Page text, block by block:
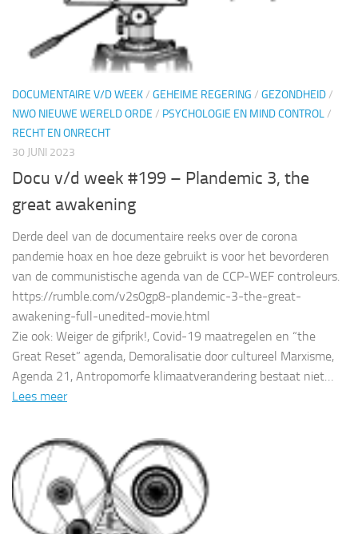
DOCUMENTAIRE V/D WEEK/ GEHEIME REGERING / GEZONDHEID/
NWO NIEUWE WERELD ORDE / PSYCHOLOGIE EN MIND CONTROL/
RECHT EN ONRECHT
30 JUNI 2023
Docu v/d week #199 – Plandemic 3, the
great awakening
Derde deel van de documentaire reeks over de corona
pandemie hoax en hoe deze gebruikt is voor het bevorderen
van de communistische agenda van de CCP-WEF controleurs.
https://rumble.com/v2s0gp8-plandemic-3-the-great-
awakening-full-unedited-movie.html
Zie ook: Weiger de gifprik!, Covid-19 maatregelen en “the
Great Reset” agenda, Demoralisatie door cultureel Marxisme,
Agenda 21, Antropomorfe klimaatverandering bestaat niet…
Lees meer